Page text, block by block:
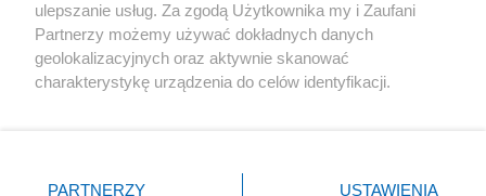
X Facebook Instagram Youtube
ulepszanie usług. Za zgodą Użytkownika my i Zaufani
Partnerzy możemy używać dokładnych danych
geolokalizacyjnych oraz aktywnie skanować
charakterystykę urządzenia do celów identyfikacji.
zmienić/wycofać klikając przycisk ustawień prywatności
PARTNERZY USTAWIENIA